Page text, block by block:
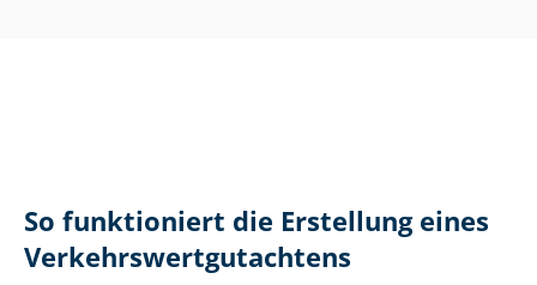
So funktioniert die Erstellung eines
Ver­kehrs­wert­gut­ach­tens